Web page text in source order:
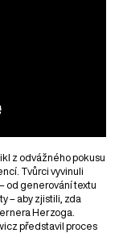
z odvážného pokusu
Tvůrci vyvinuli
od generování textu
– aby zjistili, zda
Herzoga.
představil proces